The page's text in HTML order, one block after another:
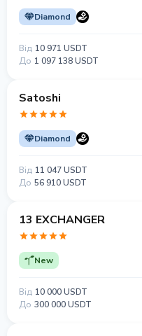
Diamond
Від 10 971 USDT
До 1 097 138 USDT
Satoshi
Diamond
Від 11 047 USDT
До 56 910 USDT
13 EXCHANGER
New
Від 10 000 USDT
До 300 000 USDT